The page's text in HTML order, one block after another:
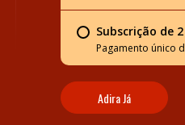
Subscrição de
Pagamento único
Adira Já